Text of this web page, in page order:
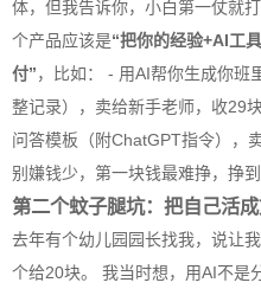
体，但我告诉你，小白第一仗就
个产品应该是“把你的经验+AI工
付”，比如： - 用AI帮你生成你班
整记录），卖给新手老师，收29
问答模板（附ChatGPT指令），
别嫌钱少，第一块钱最难挣，挣到
第二个蚊子腿坑：把自己活
去年有个幼儿园园长找我，说让
个给20块。 我当时想，用AI不是